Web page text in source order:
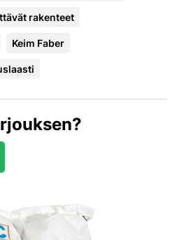
rakenteet
Keim Faber